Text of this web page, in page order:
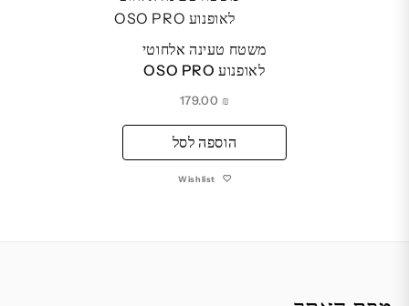
משטח טעינה אלחוטי
לאופנוע OSO PRO
₪
הוספה לסל
Wishlist